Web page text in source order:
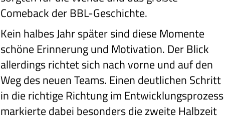
Comeback der BBL-Geschichte.
Kein halbes Jahr später sind diese Momente
schöne Erinnerung und Motivation. Der Blick
allerdings richtet sich nach vorne und auf den
Weg des neuen Teams. Einen deutlichen Schritt
in die richtige Richtung im Entwicklungsprozess
markierte dabei besonders die zweite Halbzeit